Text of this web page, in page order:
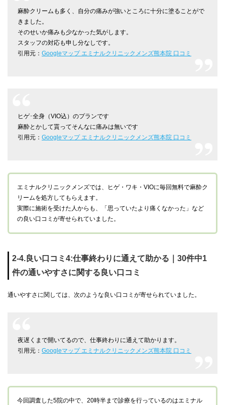
麻酔クリームも多く、自分の痛みが強いところに十分に塗ることがで
きました。
そのせいか痛みも少なかった気がします。
スタッフの対応も申し分なしです。
引用元： Googleマップ エミナルクリニックメンズ熊本院 口コミ
ヒゲ･全身（VIO込）のプランです
麻酔とかして貰ってそんなに痛みは無いです
引用元： Googleマップ エミナルクリニックメンズ熊本院 口コミ
エミナルクリニックメンズでは、ヒゲ・ワキ・VIOに毎回無料で麻酔ク
リームを処方してもらえます。
実際に施術を受けた人からも、「思っていたより痛くなかった」など
の良い口コミが寄せられていました。
2-4.良い口コミ4:仕事終わりに通えて助かる｜30件中1
件の通いやすさに関する良い口コミ
通いやすさに関しては、次のような良い口コミが寄せられていました。
夜遅くまで開いてるので、仕事終わりに通えて助かります。
引用元： Googleマップ エミナルクリニックメンズ熊本院 口コミ
今回調査した5院の中で、20時半まで診療を行っているのはエミナル